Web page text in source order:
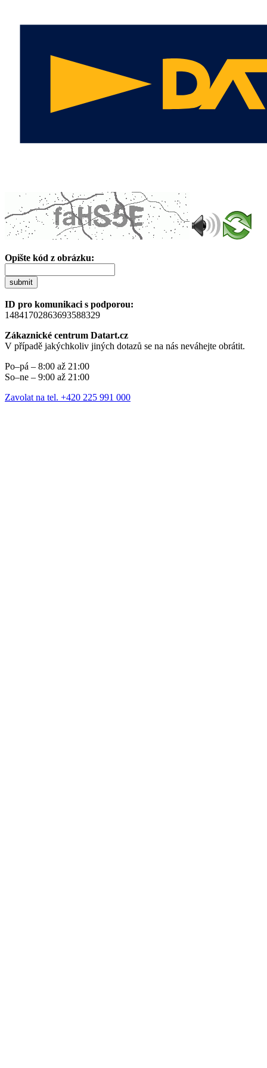
Opište kód z obrázku:
submit
ID pro komunikaci s podporou:
14841702863693588329
Zákaznické centrum Datart.cz
V případě jakýchkoliv jiných dotazů se na nás neváhejte obrátit.
Po–pá – 8:00 až 21:00
So–ne – 9:00 až 21:00
Zavolat na tel. +420 225 991 000